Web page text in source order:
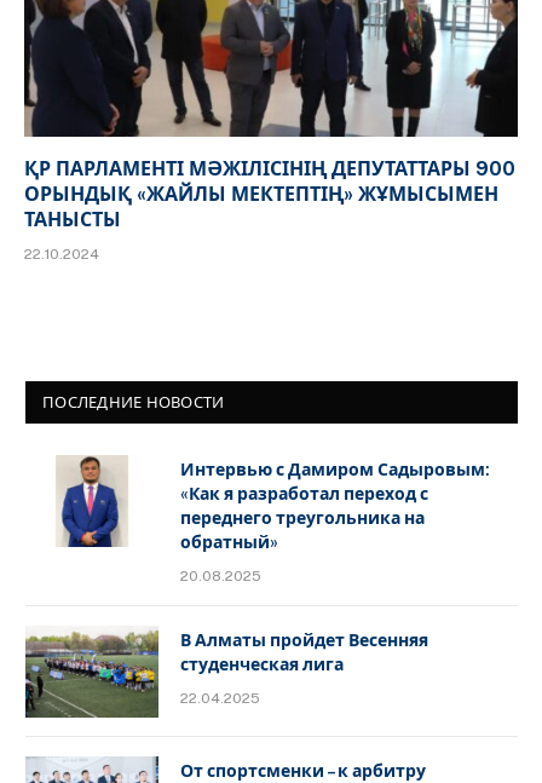
ҚР ПАРЛАМЕНТІ МӘЖІЛІСІНІҢ ДЕПУТАТТАРЫ 900
ОРЫНДЫҚ «ЖАЙЛЫ МЕКТЕПТІҢ» ЖҰМЫСЫМЕН
ТАНЫСТЫ
22.10.2024
ПОСЛЕДНИЕ НОВОСТИ
Интервью с Дамиром Садыровым:
«Как я разработал переход с
переднего треугольника на
обратный»
20.08.2025
В Алматы пройдет Весенняя
студенческая лига
22.04.2025
От спортсменки – к арбитру